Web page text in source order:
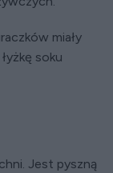
miały
soku
Jest pyszną